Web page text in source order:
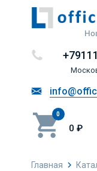
0
0 ₽
Главная